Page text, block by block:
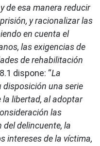
de esa manera reducir
y racionalizar las
en cuenta el
las exigencias de
de rehabilitación
dispone: “La
una serie
la libertad, al adoptar
las
delincuente, la
intereses de la víctima,